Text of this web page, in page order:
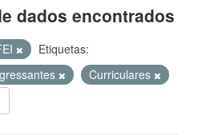
dados encontrados
Etiquetas:
Curriculares